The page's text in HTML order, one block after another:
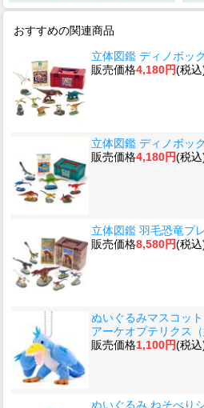
おすすめの関連商品
立体図鑑 ディノボッ
販売価格4,180円(税込
立体図鑑 ディノボッ
販売価格4,180円(税込
立体図鑑 羽毛恐竜プ
販売価格8,580円(税込
ぬいぐるみマスコット
アーケオプテリクス（
販売価格1,100円(税込
ぬいぐるみ ねそべり